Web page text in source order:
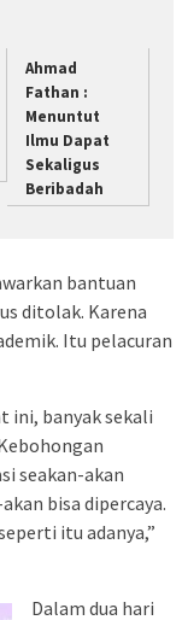
Ahmad
Fathan :
Menuntut
Ilmu Dapat
Sekaligus
Beribadah
bantuan
ditolak. Karena
Itu pelacuran
ini, banyak sekali
seakan-akan
bisa dipercaya.
itu adanya,”
Dalam dua hari